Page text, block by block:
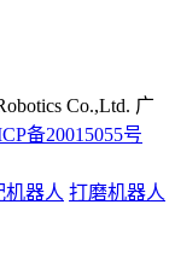
Co.,Ltd. 广
备20015055号
机器人 打磨机器人